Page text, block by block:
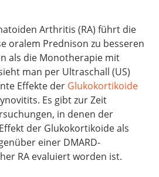
Arthritis (RA) führt die
oralem Prednison zu besseren
als die Monotherapie mit
man per Ultraschall (US)
Effekte der Glukokortikoide
Es gibt zur Zeit
in denen der
der Glukokortikoide als
einer DMARD-
RA evaluiert worden ist.